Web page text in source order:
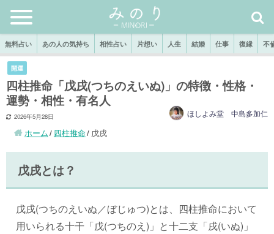
無料占い あの人の気持ち 相性占い 片想い 人生 結婚 仕事 復縁 不
開運
四柱推命「戊戌(つちのえいぬ)」の特徴・性格・
運勢・相性・有名人
2026年5月28日 ほしよみ堂 中島多加仁
ホーム 四柱推命 戊戌
戊戌とは？
戊戌(つちのえいぬ／ぼじゅつ)とは、四柱推命において
用いられる十干「戊(つちのえ)」と十二支「戌(いぬ)」